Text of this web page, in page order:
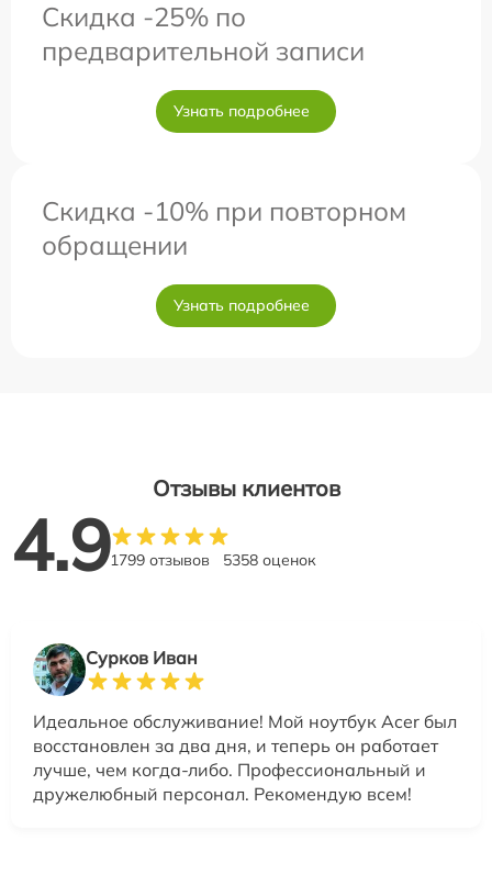
Скидка -25% по
предварительной записи
Узнать подробнее
Скидка -10% при повторном
обращении
Узнать подробнее
Отзывы клиентов
4.91799 отзывов 5358 оценок
Сурков Иван
Идеальное обслуживание! Мой ноутбук Acer был
восстановлен за два дня, и теперь он работает
лучше, чем когда-либо. Профессиональный и
дружелюбный персонал. Рекомендую всем!